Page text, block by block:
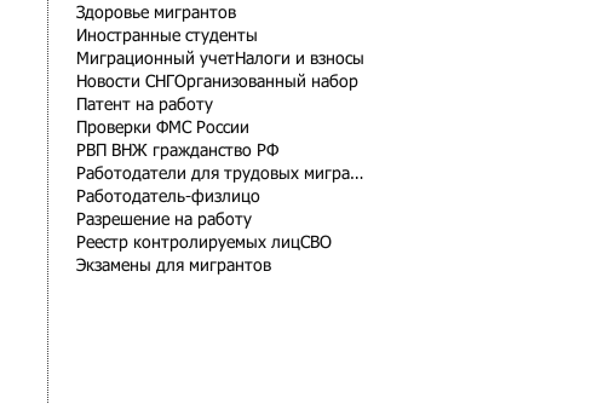
Здоровье мигрантов
Иностранные студенты
Миграционный учетНалоги и взносы
Новости СНГ Организованный набор
Патент на работу
Проверки ФМС России
РВП ВНЖ гражданство РФ
Работодатели для трудовых мигрантов
Работодатель-физлицо
Разрешение на работу
Реестр контролируемых лицСВО
Экзамены для мигрантов